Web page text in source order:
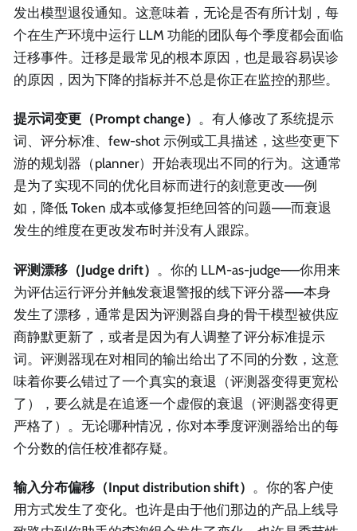
发出模型退役通知。这意味着，无论是否有所计划，每
个在生产环境中运行 LLM 功能的团队每个季度都会面临
迁移事件。迁移是最常见的根本原因，也是最容易误诊
的原因，因为下降的指标并不总是你正在监控的那些。
提示词变更（Prompt change） 。有人修改了系统提示
词、评分标准、few-shot 示例或工具描述，这些变更下
游的规划器（planner）开始表现出不同的行为。这通常
是为了实现不同的优化目标而进行的刻意更改——例
如，降低 Token 成本或修复拒绝回答的问题——而衰退
发生的维度在更改发布时并没有人跟踪。
评测漂移（Judge drift） 。你的 LLM-as-judge——你用来
为评估运行评分并触发衰退警报的线下评分器——本身
发生了漂移，通常是因为评测器自身的骨干模型被供应
商静默更新了，或者是因为有人调整了评分标准提示
词。评测器现在对相同的输出给出了不同的分数，这意
味着你要么错过了一个真实的衰退（评测器变得更宽松
了），要么就是在追逐一个虚假的衰退（评测器变得更
严格了）。无论哪种情况，你对本季度评测器给出的每
个分数的信任校准都存疑。
输入分布偏移（Input distribution shift） 。你的客户使
用方式发生了变化。也许是由于他们那边的产品上线导